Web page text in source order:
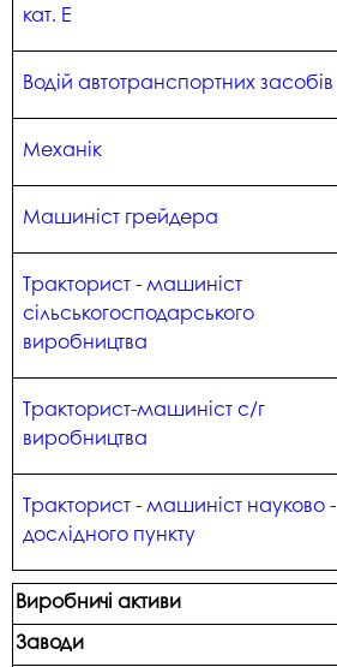
кат. Е
Водій автотранспортних засобів
Механік
Машиніст грейдера
Тракторист - машиніст
сільськогосподарського
виробництва
Тракторист-машиніст с/г
виробництва
Тракторист - машиніст науково -
дослідного пункту
Виробничі активи
Заводи